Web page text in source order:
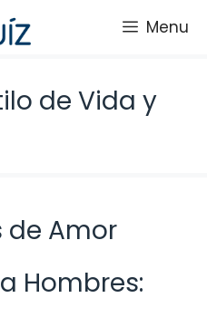
Menu
de Vida y
de Amor
Hombres: